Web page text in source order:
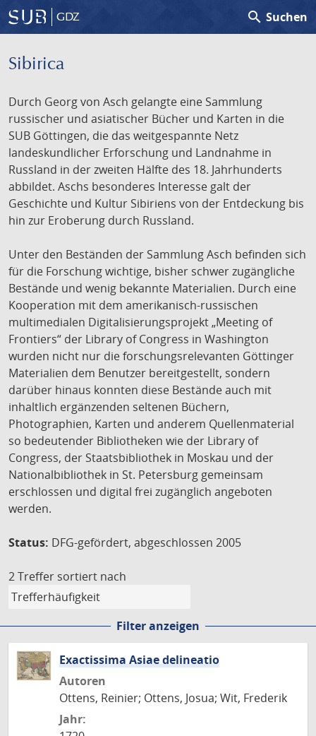
GDZ search Suchen
Sibirica
Durch Georg von Asch gelangte eine Sammlung
russischer und asiatischer Bücher und Karten in die
SUB Göttingen, die das weitgespannte Netz
landeskundlicher Erforschung und Landnahme in
Russland in der zweiten Hälfte des 18. Jahrhunderts
abbildet. Aschs besonderes Interesse galt der
Geschichte und Kultur Sibiriens von der Entdeckung bis
hin zur Eroberung durch Russland.
Unter den Beständen der Sammlung Asch befinden sich
für die Forschung wichtige, bisher schwer zugängliche
Bestände und wenig bekannte Materialien. Durch eine
Kooperation mit dem amerikanisch-russischen
multimedialen Digitalisierungsprojekt „Meeting of
Frontiers“ der Library of Congress in Washington
wurden nicht nur die forschungsrelevanten Göttinger
Materialien dem Benutzer bereitgestellt, sondern
darüber hinaus konnten diese Bestände auch mit
inhaltlich ergänzenden seltenen Büchern,
Photographien, Karten und anderem Quellenmaterial
so bedeutender Bibliotheken wie der Library of
Congress, der Staatsbibliothek in Moskau und der
Nationalbibliothek in St. Petersburg gemeinsam
erschlossen und digital frei zugänglich angeboten
werden.
Status: DFG-gefördert, abgeschlossen 2005
2 Treffer sortiert nach
Filter anzeigen
Exactissima Asiae delineatio
Autoren
Ottens, Reinier; Ottens, Josua; Wit, Frederik
Jahr: